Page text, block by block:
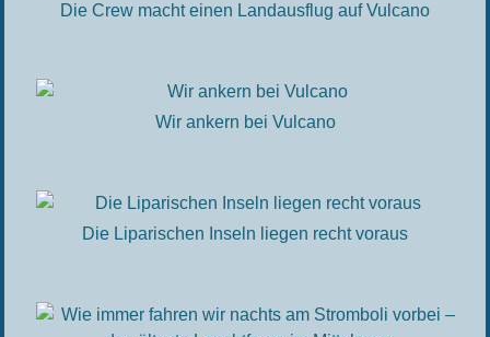
Die Crew macht einen Landausflug auf Vulcano
Wir ankern bei Vulcano
Die Liparischen Inseln liegen recht voraus